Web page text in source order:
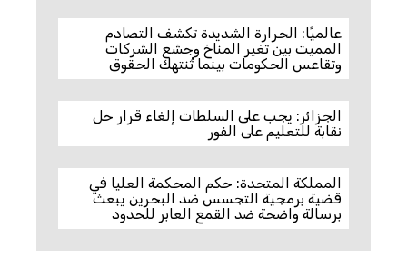
عالميًا: الحرارة الشديدة تكشف التصادم
المميت بين تغير المناخ وجشع الشركات
وتقاعس الحكومات بينما تُنتهك الحقوق
الجزائر: يجب على السلطات إلغاء قرار حل
نقابة للتعليم على الفور
المملكة المتحدة: حكم المحكمة العليا في
قضية برمجية التجسس ضد البحرين يبعث
برسالة واضحة ضد القمع العابر للحدود